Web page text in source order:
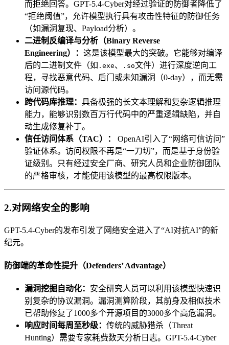
而拒绝回答。GPT-5.4-Cyber对经过验证的防御者降低了
“拒绝阈值”，允许模型执行具有攻击性特征的防御任务
（如漏洞复现、Payload分析）。
二进制反编译与分析（Binary Reverse
Engineering）： 这是该模型最大的突破。它能够对编译
后的二进制文件（如 .exe、 .so文件）进行深度逆向工
程，寻找恶意代码、后门或未知漏洞（0-day），而无需
访问源代码。
跨代码库推理： 具备极强的长文本理解和复杂逻辑推理
能力，能够识别数百万行代码中的严重逻辑缺陷，并自
动生成修复补丁。
信任访问体系（TAC）：
OpenAI引入了“网络可信访问”
验证体系。访问权限不再是“一刀切”，而是基于身份验
证级别。只有经过安全厂商、研究人员和企业防御团队
的严格审核，才能使用该模型的最高权限版本。
2.对网络安全的影响
GPT-5.4-Cyber的发布引发了网络安全进入了“AI对抗AI”的新
纪元。
防御端的革命性提升（Defenders’ Advantage）
漏洞挖掘自动化： 安全研究人员可以利用该模型快速识
别复杂的协议漏洞。漏洞测算阶段，其前身及相似技术
已帮助修复了1000多个开源项目的3000多个高危漏洞。
响应时间每周至秒级： 传统的威胁猎杀（Threat
Hunting）需要专家耗费数天分析日志。GPT-5.4-Cyber